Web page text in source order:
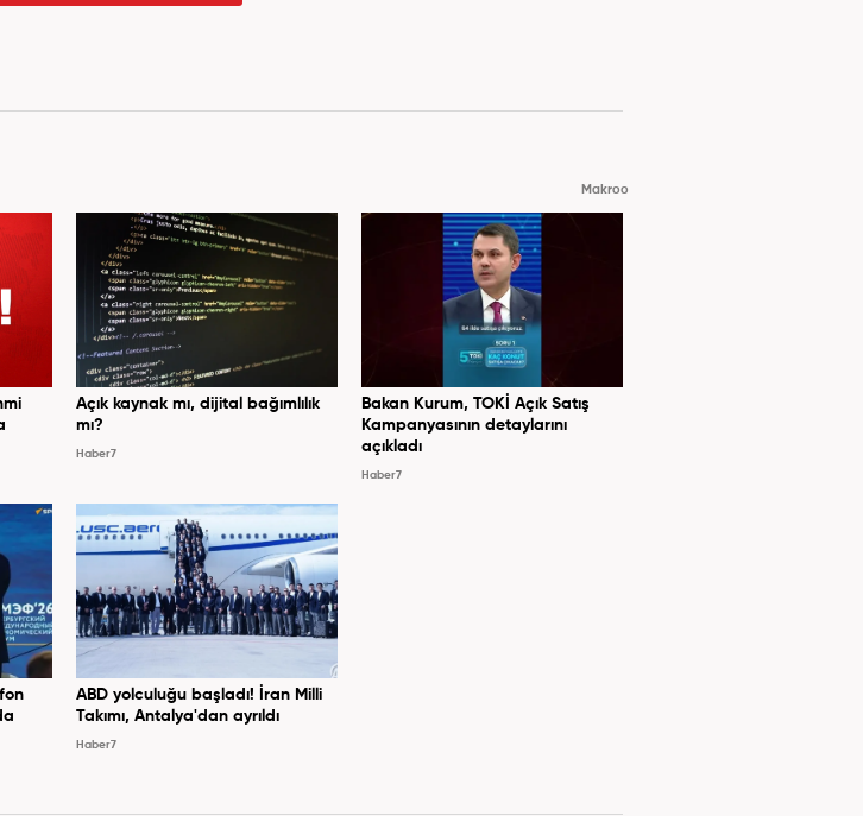
Makroo
Açık kaynak mı, dijital bağımlılık
mı?
Haber7
Bakan Kurum, TOKİ Açık Satış
Kampanyasının detaylarını
açıkladı
Haber7
ABD yolculuğu başladı! İran Milli
Takımı, Antalya'dan ayrıldı
Haber7